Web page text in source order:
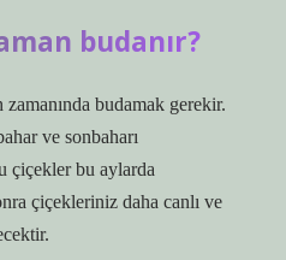
budanır?
zamanında budamak gerekir.
ve sonbaharı
çiçekler bu aylarda
çiçekleriniz daha canlı ve